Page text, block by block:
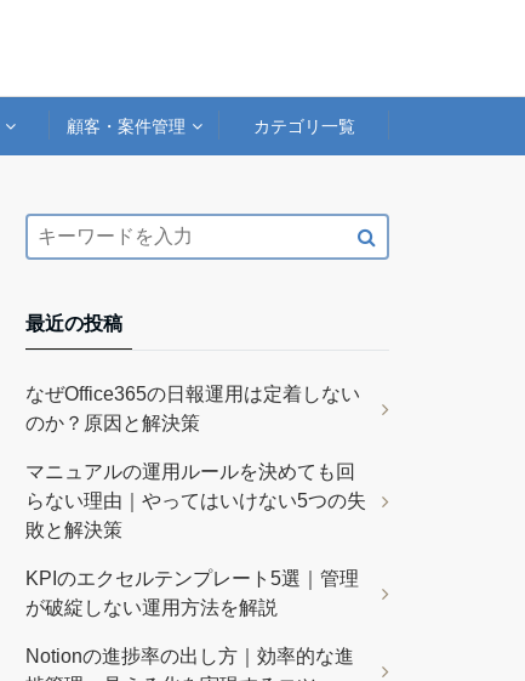
顧客・案件管理 カテゴリ一覧
最近の投稿
なぜOffice365の日報運用は定着しない
のか？原因と解決策
マニュアルの運用ルールを決めても回
らない理由｜やってはいけない5つの失
敗と解決策
KPIのエクセルテンプレート5選｜管理
が破綻しない運用方法を解説
Notionの進捗率の出し方｜効率的な進